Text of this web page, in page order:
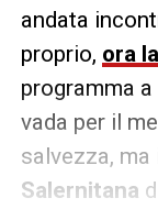
andata
proprio, ora
programma
vada per il
salvezza,
Salernitana